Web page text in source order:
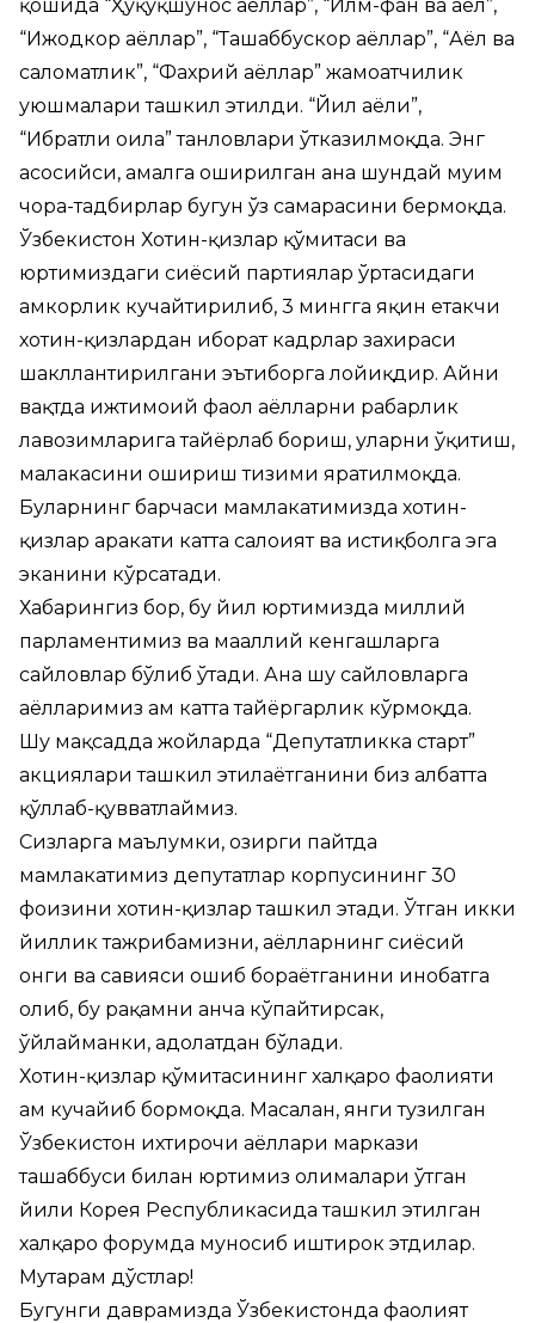
қошида “Ҳуқуқшунос аёллар”, “Илм-фан ва аёл”,
“Ижодкор аёллар”, “Ташаббускор аёллар”, “Аёл ва
саломатлик”, “Фахрий аёллар” жамоатчилик
уюшмалари ташкил этилди. “Йил аёли”,
“Ибратли оила” танловлари ўтказилмоқда. Энг
асосийси, амалга оширилган ана шундай муҳим
чора-тадбирлар бугун ўз самарасини бермоқда.
Ўзбекистон Хотин-қизлар қўмитаси ва
юртимиздаги сиёсий партиялар ўртасидаги
ҳамкорлик кучайтирилиб, 3 мингга яқин етакчи
хотин-қизлардан иборат кадрлар захираси
шакллантирилгани эътиборга лойиқдир. Айни
вақтда ижтимоий фаол аёлларни раҳбарлик
лавозимларига тайёрлаб бориш, уларни ўқитиш,
малакасини ошириш тизими яратилмоқда.
Буларнинг барчаси мамлакатимизда хотин-
қизлар ҳаракати катта салоҳият ва истиқболга эга
эканини кўрсатади.
Хабарингиз бор, бу йил юртимизда миллий
парламентимиз ва маҳаллий кенгашларга
сайловлар бўлиб ўтади. Ана шу сайловларга
аёлларимиз ҳам катта тайёргарлик кўрмоқда.
Шу мақсадда жойларда “Депутатликка старт”
акциялари ташкил этилаётганини биз албатта
қўллаб-қувватлаймиз.
Сизларга маълумки, ҳозирги пайтда
мамлакатимиз депутатлар корпусининг 30
фоизини хотин-қизлар ташкил этади. Ўтган икки
йиллик тажрибамизни, аёлларнинг сиёсий
онги ва савияси ошиб бораётганини инобатга
олиб, бу рақамни анча кўпайтирсак,
ўйлайманки, адолатдан бўлади.
Хотин-қизлар қўмитасининг халқаро фаолияти
ҳам кучайиб бормоқда. Масалан, янги тузилган
Ўзбекистон ихтирочи аёллари маркази
ташаббуси билан юртимиз олималари ўтган
йили Корея Республикасида ташкил этилган
халқаро форумда муносиб иштирок этдилар.
Муҳтарам дўстлар!
Бугунги даврамизда Ўзбекистонда фаолият